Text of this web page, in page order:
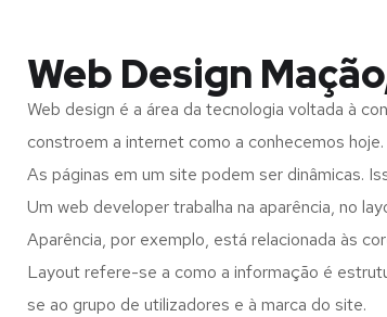
Web Design
Web design é a área da tecnologia voltada à
constroem a internet como a conhecemos hoje.
As páginas em um site podem ser dinâmicas.
Um web developer trabalha na aparência, no
Aparência, por exemplo, está relacionada às
Layout refere-se a como a informação é
se ao grupo de utilizadores e à marca do site.